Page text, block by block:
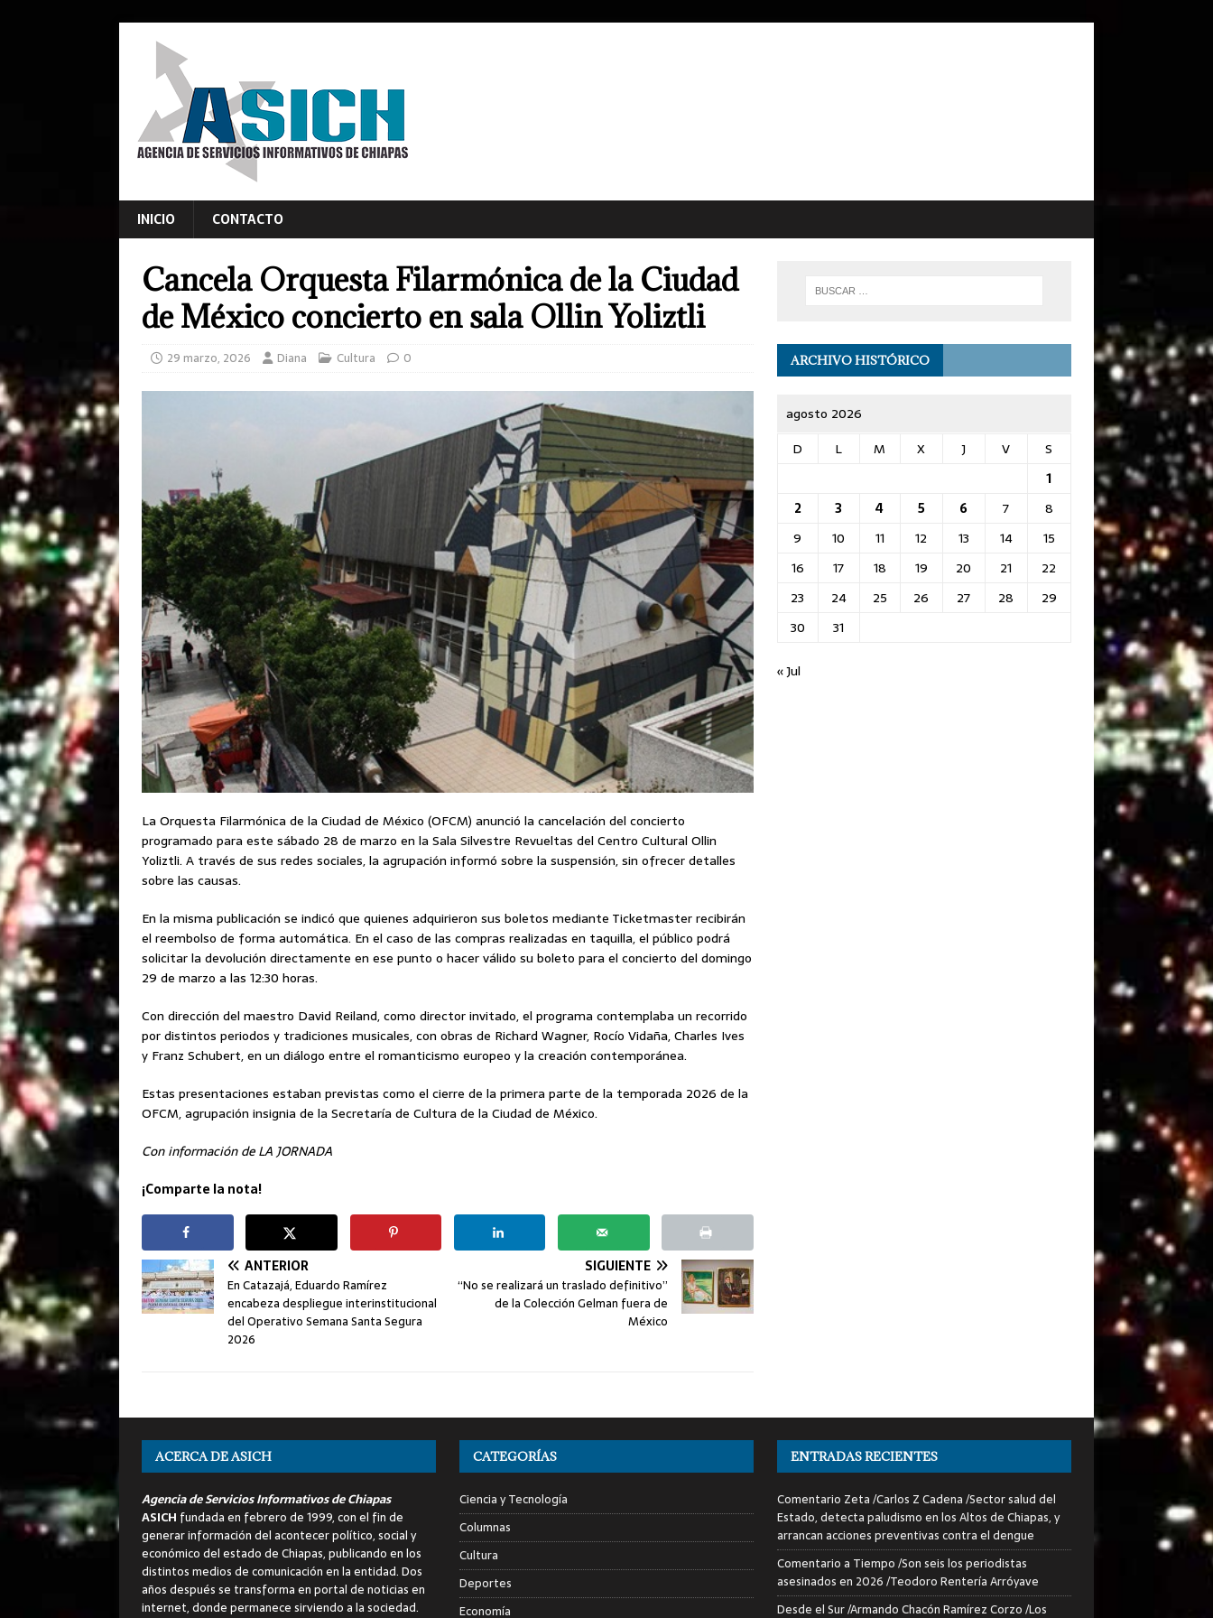
INICIO CONTACTO
Cancela Orquesta Filarmónica de la Ciudad
de México concierto en sala Ollin Yoliztli
29 marzo, 2026 Diana Cultura 0
La Orquesta Filarmónica de la Ciudad de México (OFCM) anunció la cancelación del concierto
programado para este sábado 28 de marzo en la Sala Silvestre Revueltas del Centro Cultural Ollin
Yoliztli. A través de sus redes sociales, la agrupación informó sobre la suspensión, sin ofrecer detalles
sobre las causas.
En la misma publicación se indicó que quienes adquirieron sus boletos mediante Ticketmaster recibirán
el reembolso de forma automática. En el caso de las compras realizadas en taquilla, el público podrá
solicitar la devolución directamente en ese punto o hacer válido su boleto para el concierto del domingo
29 de marzo a las 12:30 horas.
Con dirección del maestro David Reiland, como director invitado, el programa contemplaba un recorrido
por distintos periodos y tradiciones musicales, con obras de Richard Wagner, Rocío Vidaña, Charles Ives
y Franz Schubert, en un diálogo entre el romanticismo europeo y la creación contemporánea.
Estas presentaciones estaban previstas como el cierre de la primera parte de la temporada 2026 de la
OFCM, agrupación insignia de la Secretaría de Cultura de la Ciudad de México.
Con información de LA JORNADA
¡Comparte la nota!
ANTERIOR
En Catazajá, Eduardo Ramírez
encabeza despliegue interinstitucional
del Operativo Semana Santa Segura
2026
SIGUIENTE
“No se realizará un traslado definitivo”
de la Colección Gelman fuera de
México
ARCHIVO HISTÓRICO
agosto 2026
D
L M X J V
S
1
2
3 4 5 6 7
8
9
10 11 12 13 14
15
16
17 18 19 20 21
22
23
24 25 26 27 28
29
30
31
« Jul
ACERCA DE ASICH
Agencia de Servicios Informativos de Chiapas
ASICH fundada en febrero de 1999, con el fin de
generar información del acontecer político, social y
económico del estado de Chiapas, publicando en los
distintos medios de comunicación en la entidad. Dos
años después se transforma en portal de noticias en
internet, donde permanece sirviendo a la sociedad.
CATEGORÍAS
Ciencia y Tecnología
Columnas
Cultura
Deportes
Economía
ENTRADAS RECIENTES
Comentario Zeta /Carlos Z Cadena /Sector salud del
Estado, detecta paludismo en los Altos de Chiapas, y
arrancan acciones preventivas contra el dengue
Comentario a Tiempo /Son seis los periodistas
asesinados en 2026 /Teodoro Rentería Arróyave
Desde el Sur /Armando Chacón Ramírez Corzo /Los